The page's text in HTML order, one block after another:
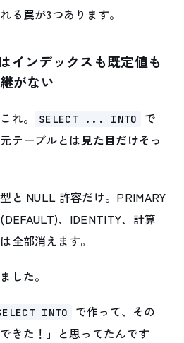
る罠が3つあります。
インデックスも既定値も
がない
れ。 SELECT ... INTO
で
テーブルとは 見た目だけそっ
と NULL 許容だけ。PRIMARY
、IDENTITY、計算
全部消えます。
した。
INTO
で作って、その
きた！」と思ってたんです